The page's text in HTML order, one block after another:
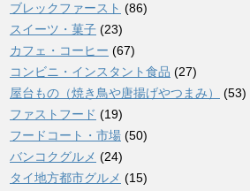
ブレックファースト (86)
スイーツ・菓子 (23)
カフェ・コーヒー (67)
コンビニ・インスタント食品 (27)
屋台もの（焼き鳥や唐揚げやつまみ）
(53)
ファストフード (19)
フードコート・市場 (50)
バンコクグルメ (24)
タイ地方都市グルメ (15)